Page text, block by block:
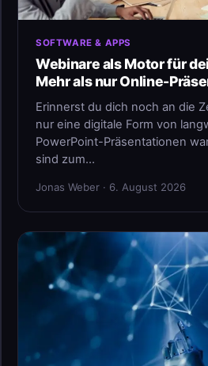
SOFTWARE & APPS
Webinare als Motor für
Mehr als nur Online-
Erinnerst du dich noch an die
nur eine digitale Form von
PowerPoint-Präsentationen
sind zum…
Jonas Weber · 6. August 2026